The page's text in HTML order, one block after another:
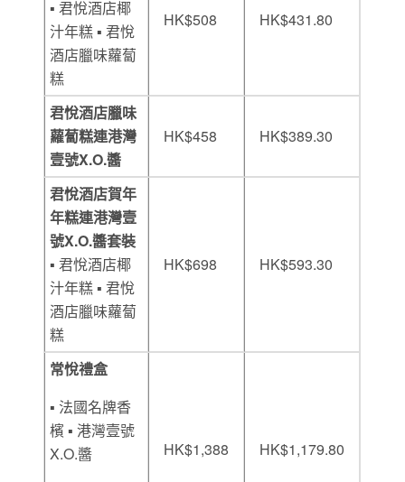
▪ 君悅酒店椰
汁年糕 ▪ 君悅
酒店臘味蘿蔔
糕
HK$508 HK$431.80
君悅酒店臘味
蘿蔔糕連港灣
壹號X.O.醬
HK$458 HK$389.30
君悅酒店賀年
年糕連港灣壹
號X.O.醬套裝
▪ 君悅酒店椰
汁年糕 ▪ 君悅
酒店臘味蘿蔔
糕
HK$698 HK$593.30
常悅禮盒
▪ 法國名牌香
檳 ▪ 港灣壹號
X.O.醬
HK$1,388 HK$1,179.80